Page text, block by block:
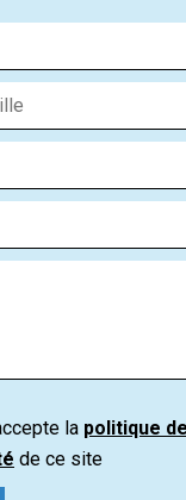
la politique
de ce site